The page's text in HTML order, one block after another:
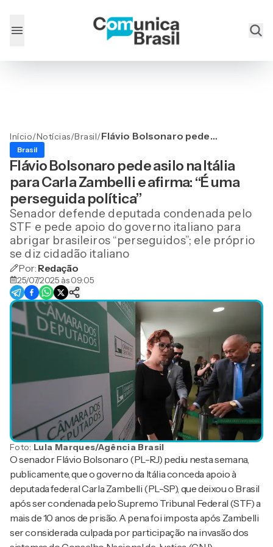
Início/Notícias/Brasil/Flávio Bolsonaro pede
Zambelli e afirma: “É uma
perseguida política”
Brasil
Flávio Bolsonaro pede asilo na Itália
para Carla Zambelli e afirma: “É uma
perseguida política”
Senador defende deputada condenada pelo
STF e pede apoio do governo italiano para
abrigar brasileiros “perseguidos”; ele próprio
se diz cidadão italiano
Por: Redação
25/07/2025 às 09:05
Foto: Lula Marques/Agência Brasil
O senador Flávio Bolsonaro (PL-RJ) pediu nesta semana,
publicamente, que o governo da Itália conceda apoio à
deputada federal Carla Zambelli (PL-SP), que deixou o Brasil
após ser condenada pelo Supremo Tribunal Federal (STF) a
mais de 10 anos de prisão. A pena foi imposta após Zambelli
ser considerada culpada por participação na invasão dos